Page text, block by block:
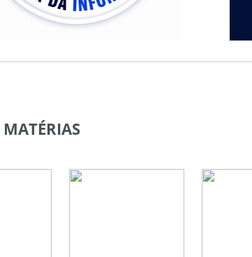
MATÉRIAS